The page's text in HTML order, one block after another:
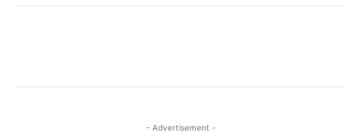
- Advertisement -